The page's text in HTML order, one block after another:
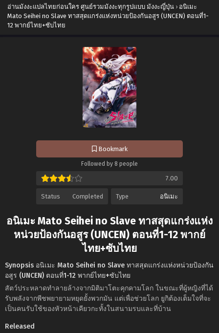
อ่านมังงะแปลไทยก่อนใคร ศูนย์รวมมังงะทุกรูปแบบ มังงะญี่ปุ่น › อนิเมะ
Mato Seihei no Slave ทาสสุดแกร่งแห่งหน่วยป้องกันอสูร (UNCEN) ตอนที่1-
12 พากย์ไทย+ซับไทย
Bookmark
Followed by 8 people
7.00
Status Completed Type อนิเมะ
อนิเมะ Mato Seihei no Slave ทาสสุดแกร่งแห่ง
หน่วยป้องกันอสูร (UNCEN) ตอนที่1-12 พากย์
ไทย+ซับไทย
Synopsis อนิเมะ Mato Seihei no Slave ทาสสุดแกร่งแห่งหน่วยป้องกัน
อสูร (UNCEN) ตอนที่1-12 พากย์ไทย+ซับไทย
สัตว์ประหลาดทำลายล้างจากมิติมาโตะคุกคามโลก ในขณะที่ผู้หญิงที่ได้
รับพลังจากพีชพยายามหยุดยั้งพวกมัน แต่เพื่อช่วยโลก ยูกิต้องเต็มใจที่จะ
เป็นคนรับใช้ของหัวหน้าเคียวกะทั้งในสนามรบและที่บ้าน
Released